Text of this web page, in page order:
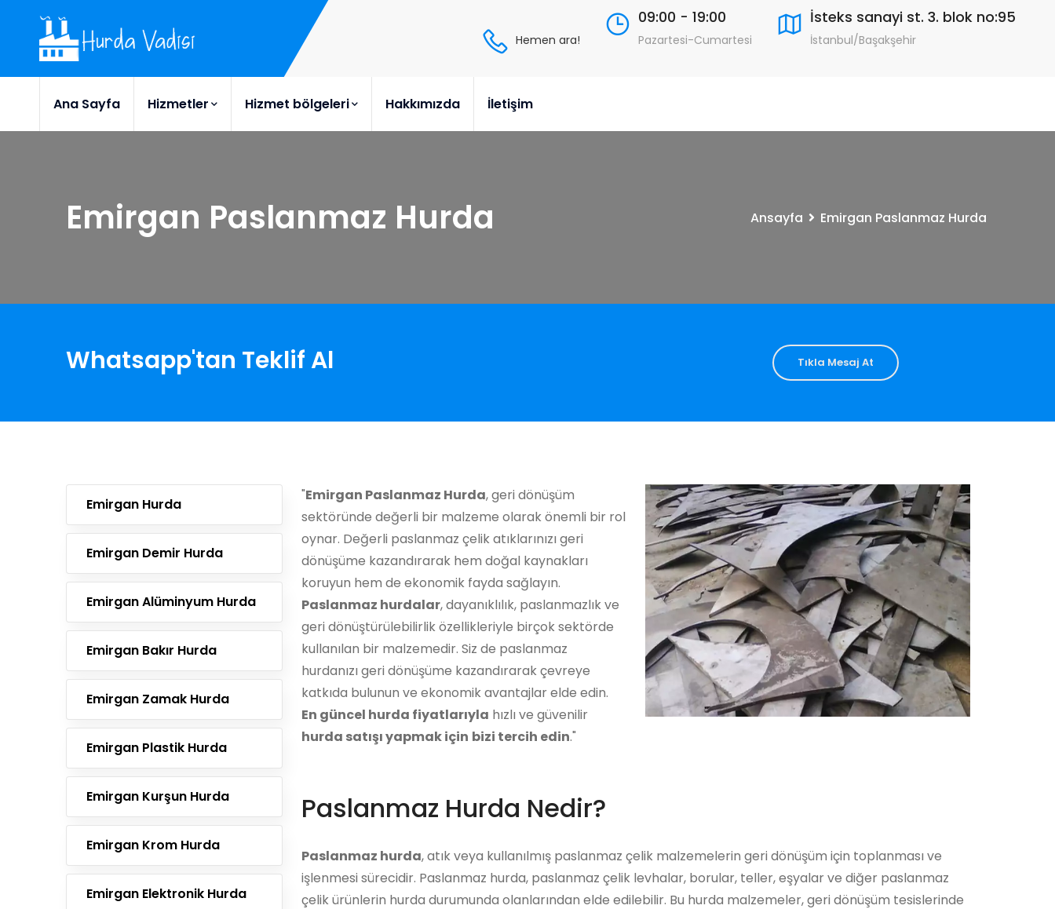
Hemen ara!
09:00 - 19:00
Pazartesi-Cumartesi
İsteks sanayi st. 3. blok no:95
İstanbul/Başakşehir
Ana Sayfa Hizmetler Hizmet bölgeleri Hakkımızda İletişim
Emirgan Paslanmaz Hurda Ansayfa Emirgan Paslanmaz Hurda
Whatsapp'tan Teklif Al Tıkla Mesaj At
Emirgan Hurda
Emirgan Demir Hurda
Emirgan Alüminyum Hurda
Emirgan Bakır Hurda
Emirgan Zamak Hurda
Emirgan Plastik Hurda
Emirgan Kurşun Hurda
Emirgan Krom Hurda
Emirgan Elektronik Hurda
"Emirgan Paslanmaz Hurda, geri dönüşüm
sektöründe değerli bir malzeme olarak önemli bir rol
oynar. Değerli paslanmaz çelik atıklarınızı geri
dönüşüme kazandırarak hem doğal kaynakları
koruyun hem de ekonomik fayda sağlayın.
Paslanmaz hurdalar, dayanıklılık, paslanmazlık ve
geri dönüştürülebilirlik özellikleriyle birçok sektörde
kullanılan bir malzemedir. Siz de paslanmaz
hurdanızı geri dönüşüme kazandırarak çevreye
katkıda bulunun ve ekonomik avantajlar elde edin.
En güncel hurda fiyatlarıyla hızlı ve güvenilir
hurda satışı yapmak için bizi tercih edin."
Paslanmaz Hurda Nedir?
Paslanmaz hurda, atık veya kullanılmış paslanmaz çelik malzemelerin geri dönüşüm için toplanması ve
işlenmesi sürecidir. Paslanmaz hurda, paslanmaz çelik levhalar, borular, teller, eşyalar ve diğer paslanmaz
çelik ürünlerin hurda durumunda olanlarından elde edilebilir. Bu hurda malzemeler, geri dönüşüm tesislerinde